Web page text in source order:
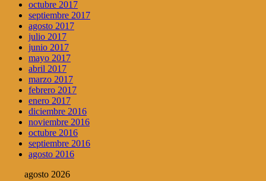
octubre 2017
septiembre 2017
agosto 2017
julio 2017
junio 2017
mayo 2017
abril 2017
marzo 2017
febrero 2017
enero 2017
diciembre 2016
noviembre 2016
octubre 2016
septiembre 2016
agosto 2016
agosto 2026